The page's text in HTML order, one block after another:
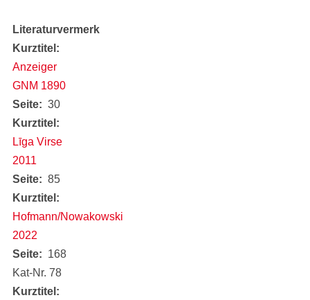
Literaturvermerk
Kurztitel
Anzeiger
GNM 1890
Seite
30
Kurztitel
Līga Virse
2011
Seite
85
Kurztitel
Hofmann/Nowakowski
2022
Seite
168
Kat-Nr. 78
Kurztitel